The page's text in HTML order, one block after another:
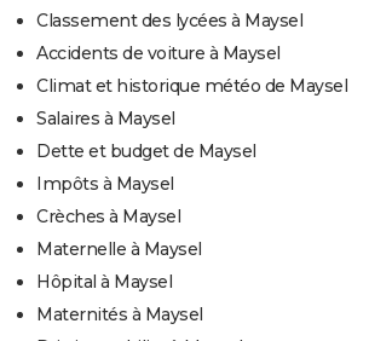
Classement des lycées à Maysel
Accidents de voiture à Maysel
Climat et historique météo de Maysel
Salaires à Maysel
Dette et budget de Maysel
Impôts à Maysel
Crèches à Maysel
Maternelle à Maysel
Hôpital à Maysel
Maternités à Maysel